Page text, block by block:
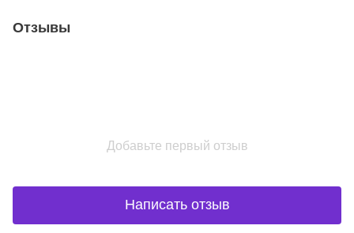
Отзывы
Добавьте первый отзыв
Написать отзыв